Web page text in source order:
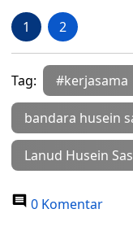
1 2
Tag: #kerjasama
bandara husein
Lanud Husein
0 Komentar